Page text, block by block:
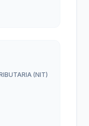
(NIT)